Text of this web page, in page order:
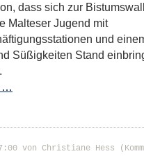
dass sich zur
Malteser Jugend mit
und
Süßigkeiten Stand
…
von Christiane Hess